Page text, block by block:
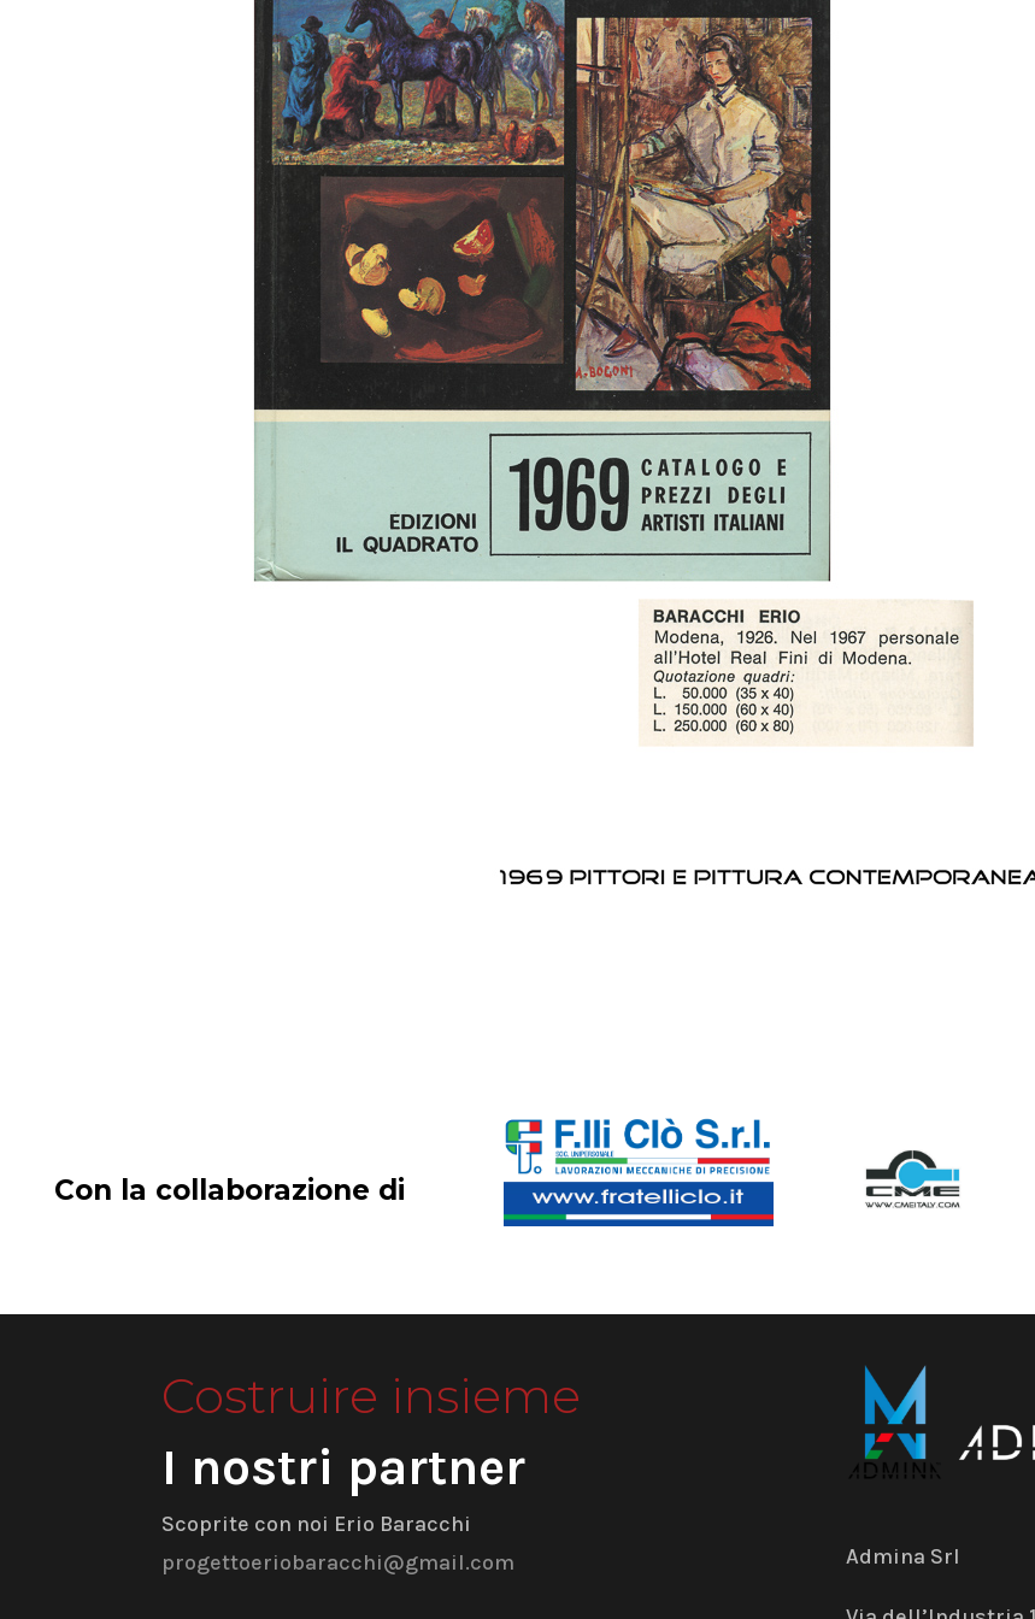
Con la collaborazione di
Costruire insieme
I nostri partner
Scoprite con noi Erio Baracchi
progettoeriobaracchi@gmail.com
Admina Srl